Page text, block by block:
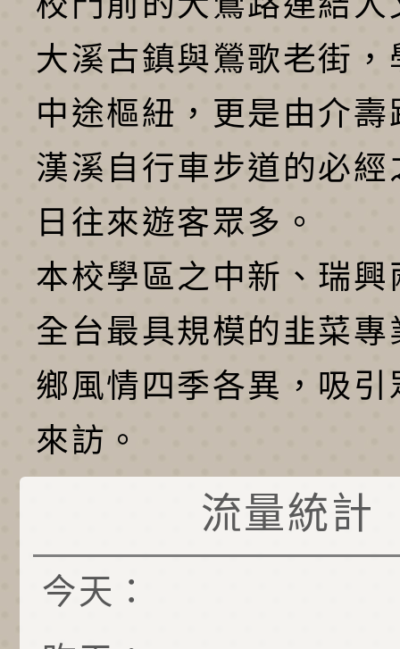
大溪古鎮與鶯歌老街，
中途樞紐，更是由介壽
漢溪自行車步道的必經
日往來遊客眾多。
本校學區之中新、瑞興
全台最具規模的韭菜專
鄉風情四季各異，吸引
來訪。
流量統計
今天：